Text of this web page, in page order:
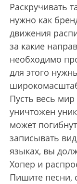
Раскручивать
нужно как
движения
за какие
необходимо
для этого
Пусть весь
уничтожен
может
записывать
языках, вы
Хопер и
Пишите песни,